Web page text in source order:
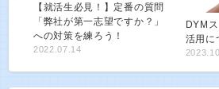
【就活生必見！】定番の質問
「弊社が第一志望ですか？」
への対策を練ろう！
2022.07.14
DYM
活用に